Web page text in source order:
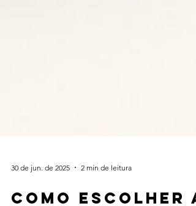
30 de jun. de 2025 2 min de leitura